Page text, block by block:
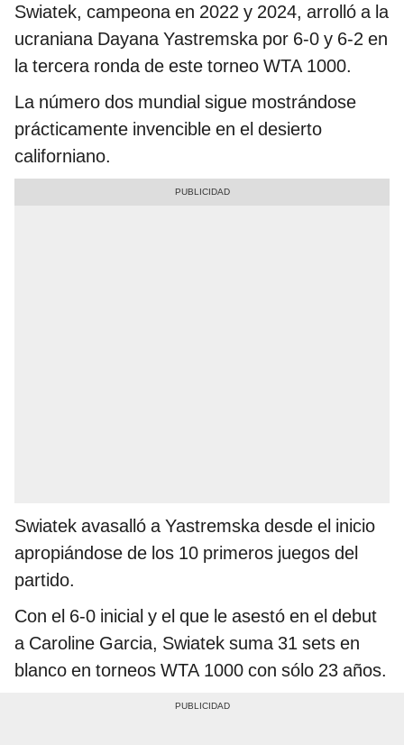
Swiatek, campeona en 2022 y 2024, arrolló a la
ucraniana Dayana Yastremska por 6-0 y 6-2 en
la tercera ronda de este torneo WTA 1000.
La número dos mundial sigue mostrándose
prácticamente invencible en el desierto
californiano.
Swiatek avasalló a Yastremska desde el inicio
apropiándose de los 10 primeros juegos del
partido.
Con el 6-0 inicial y el que le asestó en el debut
a Caroline Garcia, Swiatek suma 31 sets en
blanco en torneos WTA 1000 con sólo 23 años.